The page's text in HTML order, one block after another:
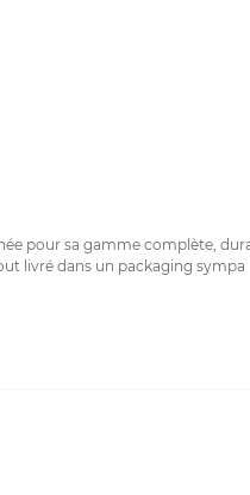
pour sa gamme complète,
livré dans un packaging sympa